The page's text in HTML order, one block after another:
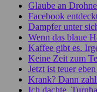
Glaube an
Facebook
Dampfer unter
Wenn das blaue
Kaffee gibt es.
Keine Zeit zum
Jetzt ist teuer
Krank? Dann